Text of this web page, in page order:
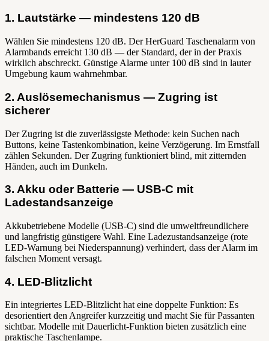
1. Lautstärke — mindestens 120 dB
Wählen Sie mindestens 120 dB. Der HerGuard Taschenalarm von
Alarmbands erreicht 130 dB — der Standard, der in der Praxis
wirklich abschreckt. Günstige Alarme unter 100 dB sind in lauter
Umgebung kaum wahrnehmbar.
2. Auslösemechanismus — Zugring ist
sicherer
Der Zugring ist die zuverlässigste Methode: kein Suchen nach
Buttons, keine Tastenkombination, keine Verzögerung. Im Ernstfall
zählen Sekunden. Der Zugring funktioniert blind, mit zitternden
Händen, auch im Dunkeln.
3. Akku oder Batterie — USB-C mit
Ladestandsanzeige
Akkubetriebene Modelle (USB-C) sind die umweltfreundlichere
und langfristig günstigere Wahl. Eine Ladezustandsanzeige (rote
LED-Warnung bei Niederspannung) verhindert, dass der Alarm im
falschen Moment versagt.
4. LED-Blitzlicht
Ein integriertes LED-Blitzlicht hat eine doppelte Funktion: Es
desorientiert den Angreifer kurzzeitig und macht Sie für Passanten
sichtbar. Modelle mit Dauerlicht-Funktion bieten zusätzlich eine
praktische Taschenlampe.